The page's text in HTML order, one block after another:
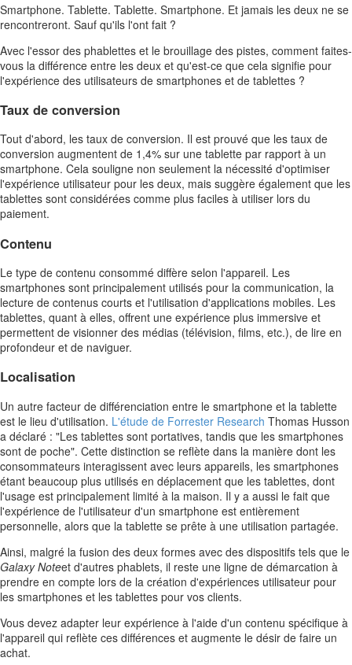
Smartphone. Tablette. Tablette. Smartphone. Et jamais les deux ne se
rencontreront. Sauf qu'ils l'ont fait ?
Avec l'essor des phablettes et le brouillage des pistes, comment faites-
vous la différence entre les deux et qu'est-ce que cela signifie pour
l'expérience des utilisateurs de smartphones et de tablettes ?
Taux de conversion
Tout d'abord, les taux de conversion. Il est prouvé que les taux de
conversion augmentent de 1,4% sur une tablette par rapport à un
smartphone. Cela souligne non seulement la nécessité d'optimiser
l'expérience utilisateur pour les deux, mais suggère également que les
tablettes sont considérées comme plus faciles à utiliser lors du
paiement.
Contenu
Le type de contenu consommé diffère selon l'appareil. Les
smartphones sont principalement utilisés pour la communication, la
lecture de contenus courts et l'utilisation d'applications mobiles. Les
tablettes, quant à elles, offrent une expérience plus immersive et
permettent de visionner des médias (télévision, films, etc.), de lire en
profondeur et de naviguer.
Localisation
Un autre facteur de différenciation entre le smartphone et la tablette
est le lieu d'utilisation. L'étude de Forrester Research Thomas Husson
a déclaré : "Les tablettes sont portatives, tandis que les smartphones
sont de poche". Cette distinction se reflète dans la manière dont les
consommateurs interagissent avec leurs appareils, les smartphones
étant beaucoup plus utilisés en déplacement que les tablettes, dont
l'usage est principalement limité à la maison. Il y a aussi le fait que
l'expérience de l'utilisateur d'un smartphone est entièrement
personnelle, alors que la tablette se prête à une utilisation partagée.
Ainsi, malgré la fusion des deux formes avec des dispositifs tels que le
Galaxy Noteet d'autres phablets, il reste une ligne de démarcation à
prendre en compte lors de la création d'expériences utilisateur pour
les smartphones et les tablettes pour vos clients.
Vous devez adapter leur expérience à l'aide d'un contenu spécifique à
l'appareil qui reflète ces différences et augmente le désir de faire un
achat.